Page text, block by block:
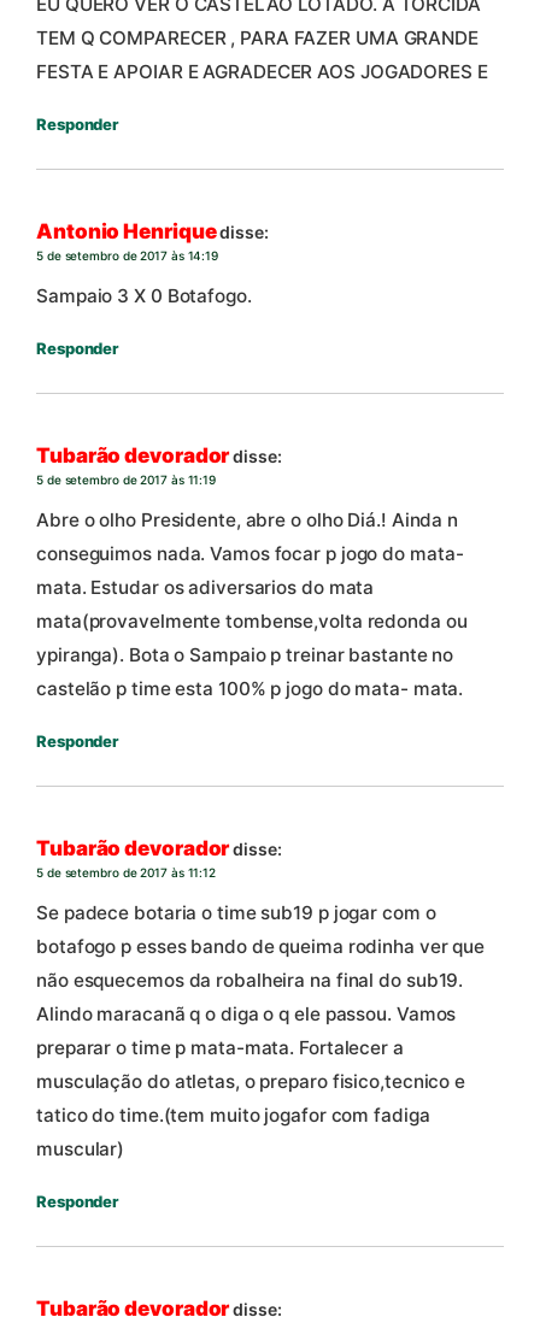
EU QUERO VER O CASTELÃO LOTADO. A TORCIDA
TEM Q COMPARECER , PARA FAZER UMA GRANDE
FESTA E APOIAR E AGRADECER AOS JOGADORES E
Responder
Antonio Henriquedisse:
5 de setembro de 2017 às 14:19
Sampaio 3 X 0 Botafogo.
Responder
Tubarão devoradordisse:
5 de setembro de 2017 às 11:19
Abre o olho Presidente, abre o olho Diá.! Ainda n
conseguimos nada. Vamos focar p jogo do mata-
mata. Estudar os adiversarios do mata
mata(provavelmente tombense,volta redonda ou
ypiranga). Bota o Sampaio p treinar bastante no
castelão p time esta 100% p jogo do mata- mata.
Responder
Tubarão devoradordisse:
5 de setembro de 2017 às 11:12
Se padece botaria o time sub19 p jogar com o
botafogo p esses bando de queima rodinha ver que
não esquecemos da robalheira na final do sub19.
Alindo maracanã q o diga o q ele passou. Vamos
preparar o time p mata-mata. Fortalecer a
musculação do atletas, o preparo fisico,tecnico e
tatico do time.(tem muito jogafor com fadiga
muscular)
Responder
Tubarão devoradordisse: